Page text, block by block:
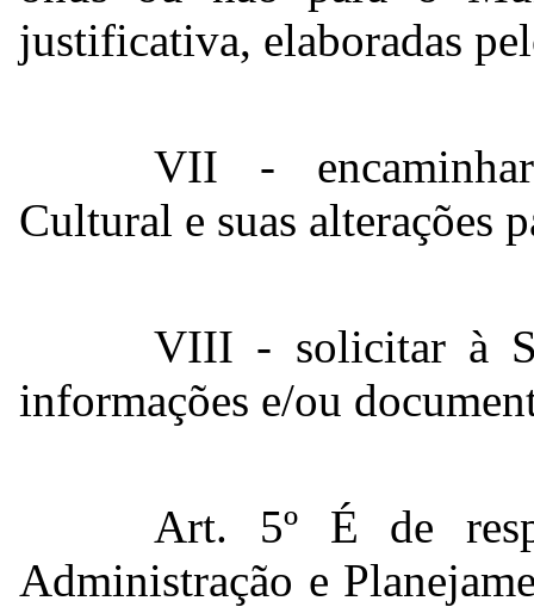
justificativa, elaboradas
VII -
Cultural e suas alterações
VIII - solicitar à
informações e/ou
Art. 5º
É de
Administração e